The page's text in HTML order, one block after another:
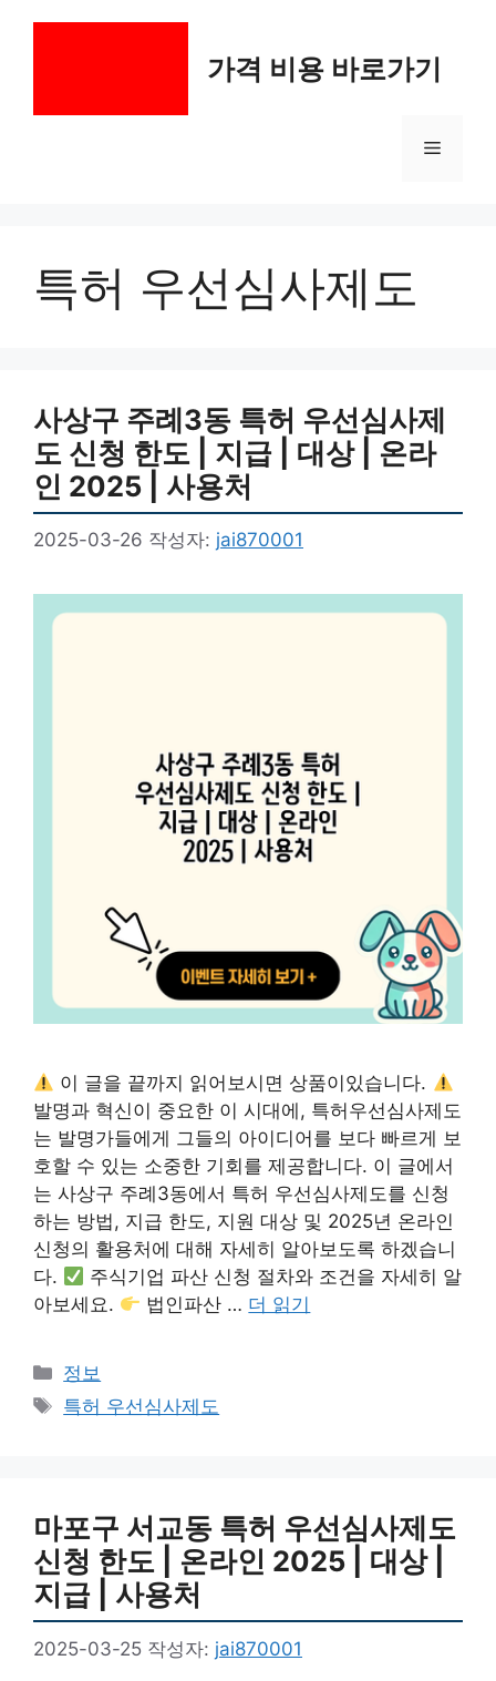
가격 비용 바로가기
메
특허 우선심사제도
사상구 주례3동 특허 우선심사제
도 신청 한도 | 지급 | 대상 | 온라
인 2025 | 사용처
2025-03-26 작성자: jai870001
이 글을 끝까지 읽어보시면 상품이있습니다.
발명과 혁신이 중요한 이 시대에, 특허우선심사제도
는 발명가들에게 그들의 아이디어를 보다 빠르게 보
호할 수 있는 소중한 기회를 제공합니다. 이 글에서
는 사상구 주례3동에서 특허 우선심사제도를 신청
하는 방법, 지급 한도, 지원 대상 및 2025년 온라인
신청의 활용처에 대해 자세히 알아보도록 하겠습니
다.
주식기업 파산 신청 절차와 조건을 자세히 알
아보세요.
법인파산 … 더 읽기
카
테
정보
태
특허 우선심사제도
마포구 서교동 특허 우선심사제도
신청 한도 | 온라인 2025 | 대상 |
지급 | 사용처
2025-03-25 작성자: jai870001